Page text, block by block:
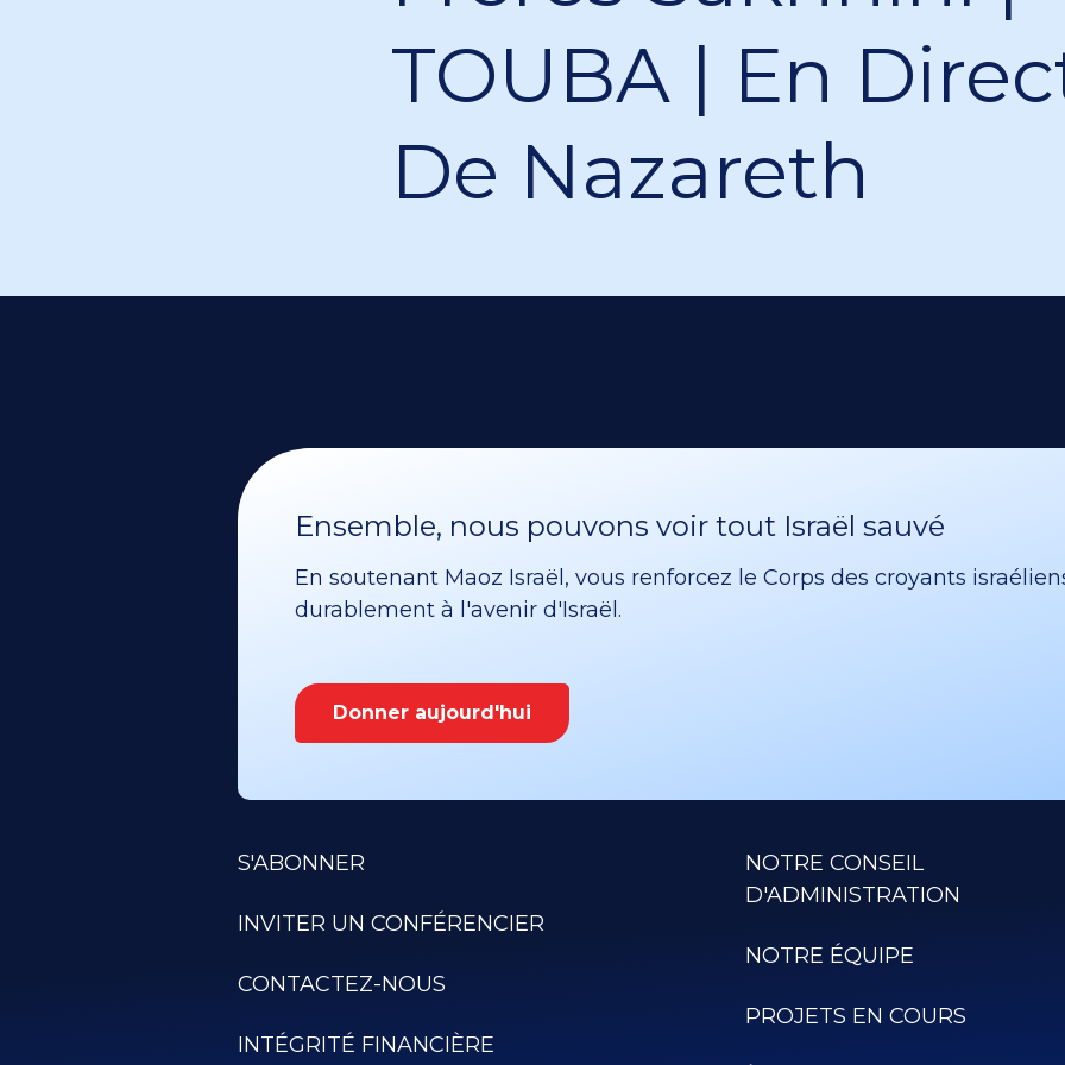
TOUBA | En
De Nazareth
Ensemble, nous pouvons voir tout Israël sauvé
En soutenant Maoz Israël, vous renforcez le Corps des croyants
durablement à l'avenir d'Israël.
Donner aujourd'hui
S'ABONNER
INVITER UN CONFÉRENCIER
CONTACTEZ-NOUS
INTÉGRITÉ FINANCIÈRE
NOTRE CONSEIL
D'ADMINISTRATION
NOTRE ÉQUIPE
PROJETS EN COURS